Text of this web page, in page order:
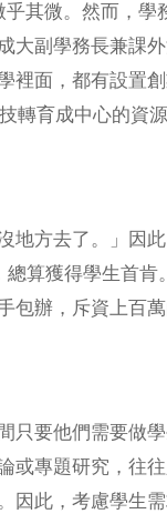
其微。然而，學
大副學務長兼課
裡面，都有設置
轉育成中心的資
地方去了。」因
算獲得學生首肯
包辦，斥資上百
只要他們需要做
或專題研究，往
因此，考慮學生